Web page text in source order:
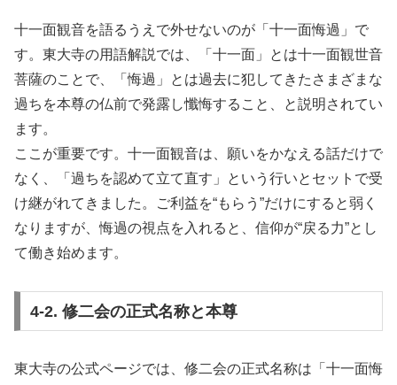
十一面観音を語るうえで外せないのが「十一面悔過」で
す。東大寺の用語解説では、「十一面」とは十一面観世音
菩薩のことで、「悔過」とは過去に犯してきたさまざまな
過ちを本尊の仏前で発露し懺悔すること、と説明されてい
ます。
ここが重要です。十一面観音は、願いをかなえる話だけで
なく、「過ちを認めて立て直す」という行いとセットで受
け継がれてきました。ご利益を“もらう”だけにすると弱く
なりますが、悔過の視点を入れると、信仰が“戻る力”とし
て働き始めます。
4-2. 修二会の正式名称と本尊
東大寺の公式ページでは、修二会の正式名称は「十一面悔